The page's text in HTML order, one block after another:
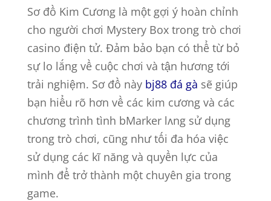
Sơ đồ Kim Cương là một gợi ý hoàn chỉnh
cho người chơi Mystery Box trong trò chơi
casino điện tử. Đảm bảo bạn có thể từ bỏ
sự lo lắng về cuộc chơi và tận hương tới
trải nghiệm. Sơ đồ này bj88 đá gà sẽ giúp
bạn hiểu rõ hơn về các kim cương và các
chương trình tình bMarker lʌng sử dụng
trong trò chơi, cũng như tối đa hóa việc
sử dụng các kĩ năng và quyền lực của
mình để trở thành một chuyên gia trong
game.